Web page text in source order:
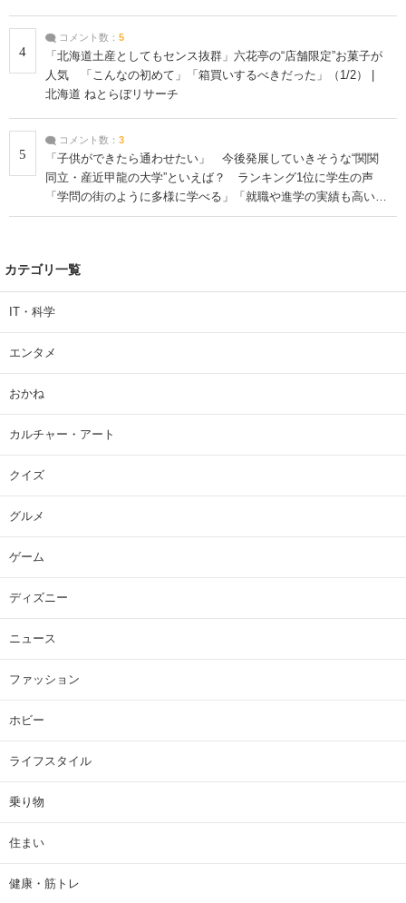
4
コメント数： 5
「北海道土産としてもセンス抜群」六花亭の“店舗限定”お菓子が
人気 「こんなの初めて」「箱買いするべきだった」（1/2） |
北海道 ねとらぼリサーチ
5
コメント数： 3
「子供ができたら通わせたい」 今後発展していきそうな“関関
同立・産近甲龍の大学”といえば？ ランキング1位に学生の声
「学問の街のように多様に学べる」「就職や進学の実績も高い」
| 大学 ねとらぼリサーチ
カテゴリ一覧
IT・科学
エンタメ
おかね
カルチャー・アート
クイズ
グルメ
ゲーム
ディズニー
ニュース
ファッション
ホビー
ライフスタイル
乗り物
住まい
健康・筋トレ